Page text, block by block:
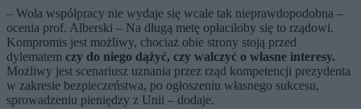
– Wola współpracy nie wydaje się wcale tak nieprawdopodobna –
ocenia prof. Alberski – Na długą metę opłaciłoby się to rządowi.
Kompromis jest możliwy, chociaż obie strony stoją przed
dylematem czy do niego dążyć, czy walczyć o własne interesy.
Możliwy jest scenariusz uznania przez rząd kompetencji prezydenta
w zakresie bezpieczeństwa, po ogłoszeniu własnego sukcesu,
sprowadzeniu pieniędzy z Unii – dodaje.